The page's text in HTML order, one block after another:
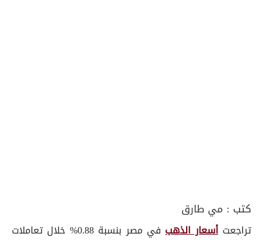
كتب : مي طارق
تراجعتأسعار الذهب
في مصر بنسبة 0.88% خلال تعاملات